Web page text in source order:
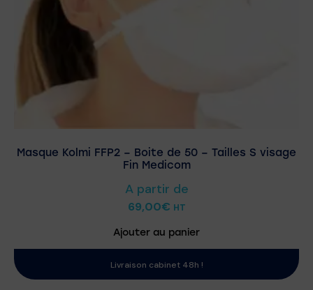
Masque Kolmi FFP2 – Boite de 50 – Tailles S visage
Fin Medicom
A partir de
69,00€ HT
Ajouter au panier
Livraison cabinet 48h !